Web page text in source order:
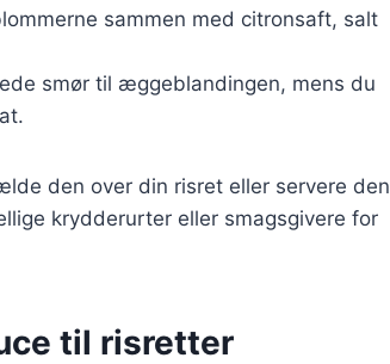
sammen med citronsaft, salt
smør til æggeblandingen, mens du
den over din risret eller servere den
krydderurter eller smagsgivere for
til risretter